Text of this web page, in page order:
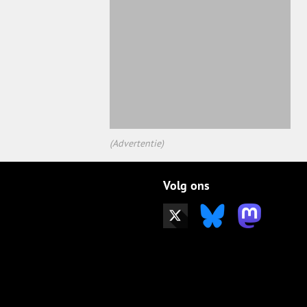
(Advertentie)
Volg ons